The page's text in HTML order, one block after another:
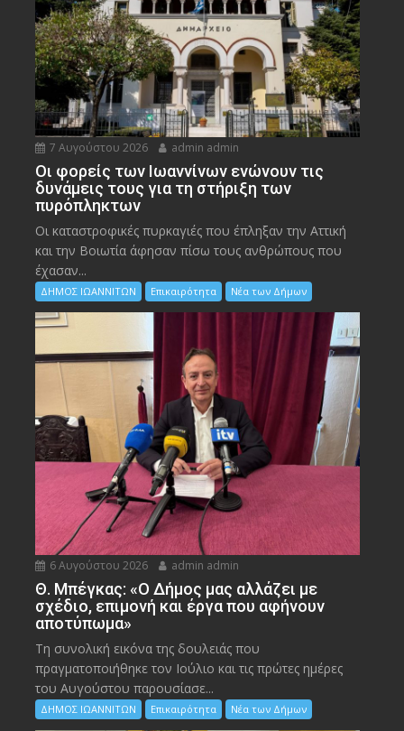
7 Αυγούστου 2026 admin admin
Οι φορείς των Ιωαννίνων ενώνουν τις
δυνάμεις τους για τη στήριξη των
πυρόπληκτων
Οι καταστροφικές πυρκαγιές που έπληξαν την Αττική
και την Bοιωτία άφησαν πίσω τους ανθρώπους που
έχασαν...
ΔΗΜΟΣ ΙΩΑΝΝΙΤΩΝ Επικαιρότητα Νέα των Δήμων
6 Αυγούστου 2026 admin admin
Θ. Μπέγκας: «Ο Δήμος μας αλλάζει με
σχέδιο, επιμονή και έργα που αφήνουν
αποτύπωμα»
Τη συνολική εικόνα της δουλειάς που
πραγματοποιήθηκε τον Ιούλιο και τις πρώτες ημέρες
του Αυγούστου παρουσίασε...
ΔΗΜΟΣ ΙΩΑΝΝΙΤΩΝ Επικαιρότητα Νέα των Δήμων